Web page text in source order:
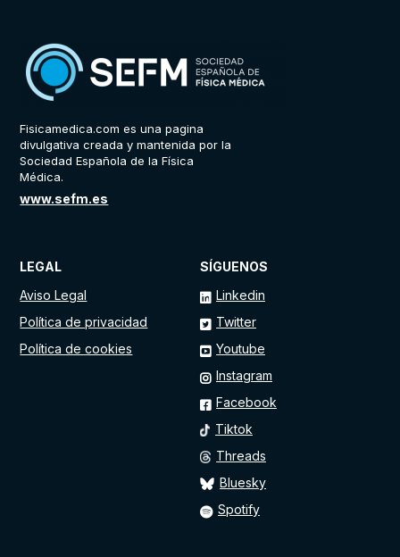
Fisicamedica.com es una pagina
divulgativa creada y mantenida por la
Sociedad Española de la Física
Médica.
www.sefm.es
SÍGUENOS
Linkedin
Twitter
Youtube
Instagram
Facebook
Tiktok
Threads
Bluesky
Spotify
LEGAL
Aviso Legal
Política de privacidad
Política de cookies